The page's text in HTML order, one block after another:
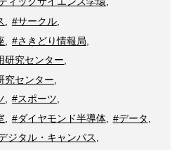
#サークル,
#さきどり情報局
研究センター
究センター
#スポーツ
#ダイヤモンド半導体, #データ
ジタル・キャンパス,